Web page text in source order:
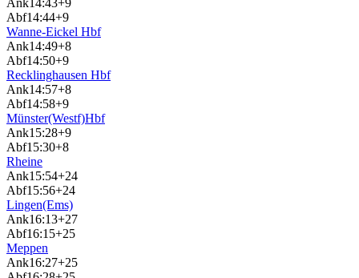
Ank14:43+9
Abf14:44+9
Wanne-Eickel Hbf
Ank14:49+8
Abf14:50+9
Recklinghausen Hbf
Ank14:57+8
Abf14:58+9
Münster(Westf)Hbf
Ank15:28+9
Abf15:30+8
Rheine
Ank15:54+24
Abf15:56+24
Lingen(Ems)
Ank16:13+27
Abf16:15+25
Meppen
Ank16:27+25